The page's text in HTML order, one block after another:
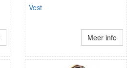
Vest
Meer info